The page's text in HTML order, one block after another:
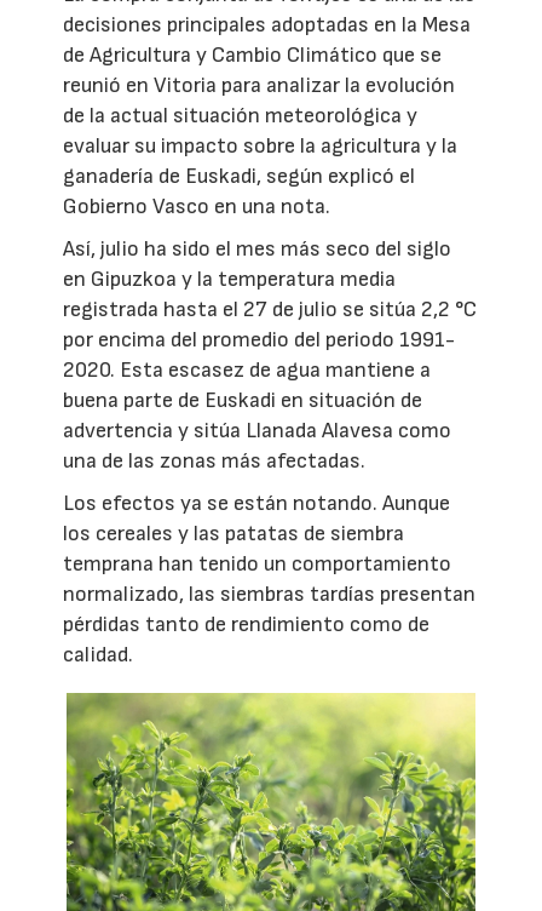
decisiones principales adoptadas en la Mesa
de Agricultura y Cambio Climático que se
reunió en Vitoria para analizar la evolución
de la actual situación meteorológica y
evaluar su impacto sobre la agricultura y la
ganadería de Euskadi, según explicó el
Gobierno Vasco en una nota.
Así, julio ha sido el mes más seco del siglo
en Gipuzkoa y la temperatura media
registrada hasta el 27 de julio se sitúa 2,2 °C
por encima del promedio del periodo 1991-
2020. Esta escasez de agua mantiene a
buena parte de Euskadi en situación de
advertencia y sitúa Llanada Alavesa como
una de las zonas más afectadas.
Los efectos ya se están notando. Aunque
los cereales y las patatas de siembra
temprana han tenido un comportamiento
normalizado, las siembras tardías presentan
pérdidas tanto de rendimiento como de
calidad.